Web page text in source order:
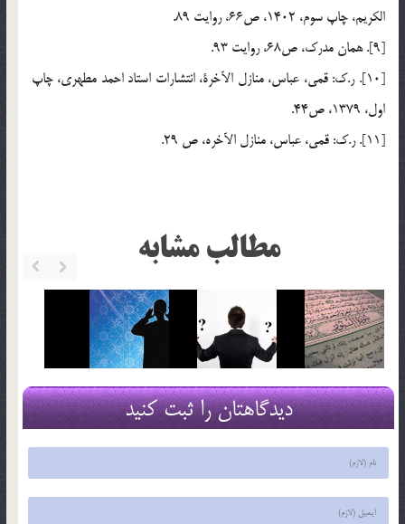
الكريم، چاپ سوم، 1402، ص66، روايت 89.
[9]. همان مدرك، ص68، روايت 93.
[10]. ر.ك: قمى، عباس، منازل الآخرة، انتشارات استاد احمد مطهرى، چاپ
اول، 1379، ص44.
[11]. ر.ک: قمي، عباس، منازل الآخره، ص 29.
مطالب مشابه
دیدگاهتان را ثبت کنید